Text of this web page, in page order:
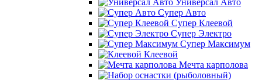
Универсал Авто
Супер Авто
Супер Клеевой
Супер Электро
Супер Максимум
Клеевой
Мечта карполова